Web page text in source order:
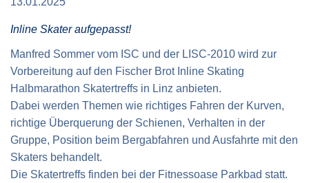
Special Olympics Run
Zusatzwertungen
Schule läuft
Feuerwehr läuft
Staatsmeisterschaft
Service der Linz Linien
Teilnahmebedingungen
Inline Skater aufgepasst!
Manfred Sommer vom ISC und der LISC-2010 wird zur
Vorbereitung auf den Fischer Brot Inline Skating
Halbmarathon Skatertreffs in Linz anbieten.
Dabei werden Themen wie richtiges Fahren der Kurven,
richtige Überquerung der Schienen, Verhalten in der
Gruppe, Position beim Bergabfahren und Ausfahrte mit den
Skaters behandelt.
Die Skatertreffs finden bei der Fitnessoase Parkbad statt.